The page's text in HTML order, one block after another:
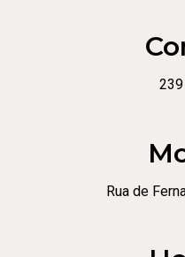
Rua de